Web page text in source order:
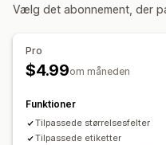
Vælg det abonnement, der
Pro
$4.99om måneden
Funktioner
Tilpassede størrelsesfelter
Tilpassede etiketter